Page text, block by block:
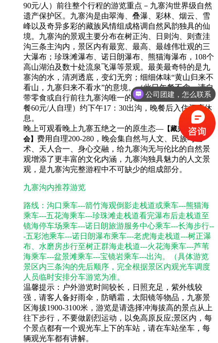
90元/人）前往整个行程的游览重点－九寨沟世界级自然
遗产保护区。九寨沟是由翠海、叠瀑、彩林、烟云、雪
峰以及奇异多彩的藏族风情组成格调自然风韵独具的仙
境。九寨沟的景观主要分布在树正沟、日则沟、则查洼
沟三条主沟内，景区内有最宽、最高、最雄伟壮观的三
大瀑布；珍珠滩瀑布、诺日朗瀑布、熊猫海瀑布，108个
高山湖泊及数十处流泉飞瀑等景观。最美最奇特的是九
寨沟的水，清冽透底，变幻无穷；细细体味“黄山归来不
看山，九寨归来不看水”的意境。（此日午餐不含，请自
带零食或自行前往九寨沟唯一的餐厅诺日朗餐厅用自助
餐60元/人自理）约下午17：30出沟，晚餐后入住酒店休
息。
晚上可观看晚上九寨五绝之一的原生态— 【藏羌风情晚
会】 费用自理200-280， 晚会集自然与人文、民族与艺
术、天人合一、身心交融，给九寨沟无与伦比的自然景
观增添了更丰富的文化内涵， 九寨沟独具魅力的人文景
观，是九寨沟完整游程中不可缺少的组成部分。
九寨沟内推荐游览
路线：沟口乘车---箭竹海观倒影走栈道或乘车---熊猫海
乘车---五花海乘车---珍珠滩走栈道看完瀑布后走栈道至
镜海停车场乘车---诺日朗旅游服务中心乘车---长海步行--
-五彩池乘车---诺日朗瀑布乘车---老虎海走栈道---树正瀑
布、水磨房步行至树正群海走栈道---火花海乘车---芦苇
海乘车---盆景滩乘车---宝镜岩乘车---出沟。（具体游览
景区内三条沟的先后顺序，完全根据景区内观光车调度
人员临时安排分车游览为准。
温馨提示：户外游览时间较长，日照充足，紫外线较
强，请客人备好雨伞，防晒霜，太阳镜等物品，九寨景
区海拔1900-3100米，游览是请选择冲海拔高的景点从上
往下步行，不要做剧烈运动，以免高原反应;景区内，每
个景点都有一个观光车上下的车站，请在车站坐车，每
辆观光车都有讲解。
公司团建，怎么联系